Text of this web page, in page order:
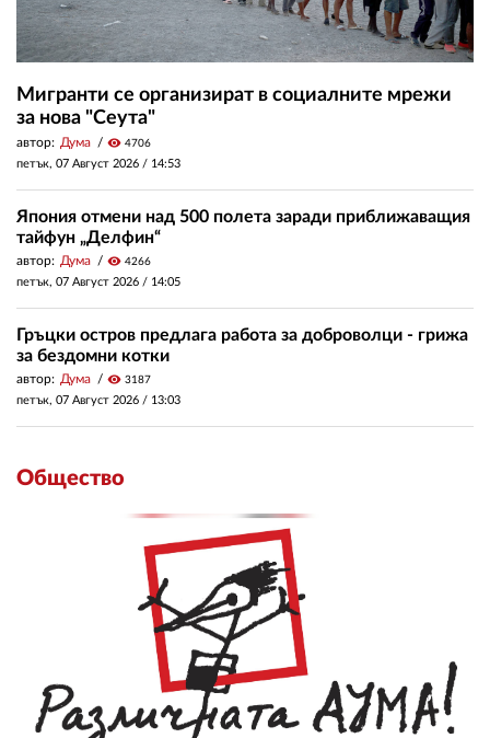
Мигранти се организират в социалните мрежи
за нова "Сеута"
автор: Дума visibility 4706
петък, 07 Август 2026 / 14:53
Япония отмени над 500 полета заради приближаващия
тайфун „Делфин“
автор: Дума visibility 4266
петък, 07 Август 2026 / 14:05
Гръцки остров предлага работа за доброволци - грижа
за бездомни котки
автор: Дума visibility 3187
петък, 07 Август 2026 / 13:03
Общество